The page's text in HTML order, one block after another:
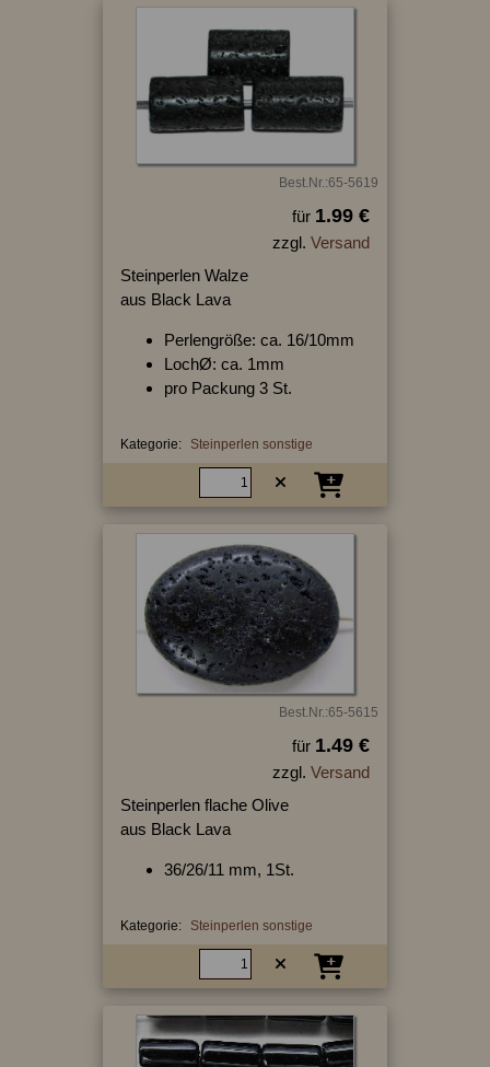
Best.Nr.:65-5619
für 1.99 €
zzgl. Versand
Steinperlen Walze
aus Black Lava
Perlengröße: ca. 16/10mm
LochØ: ca. 1mm
pro Packung 3 St.
Kategorie: Steinperlen sonstige
Best.Nr.:65-5615
für 1.49 €
zzgl. Versand
Steinperlen flache Olive
aus Black Lava
36/26/11 mm, 1St.
Kategorie: Steinperlen sonstige